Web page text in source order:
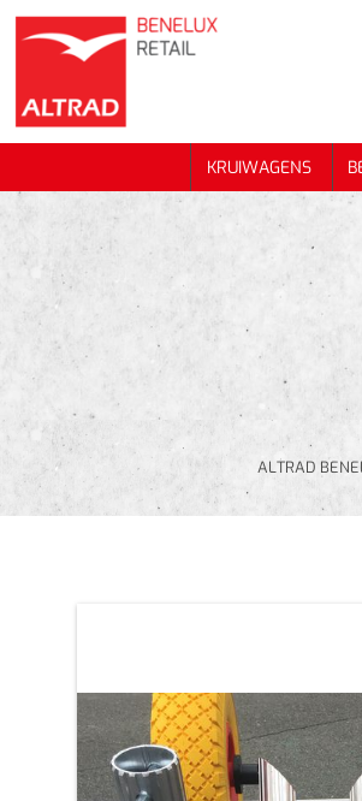
KRUIWAGENS
KRUIWAGENS
ALTRAD